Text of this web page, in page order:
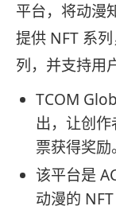
平台，将动漫
提供 NFT 系
列，并支持用
TCOM
出，让创
票获得奖励。
该平台是
动漫的